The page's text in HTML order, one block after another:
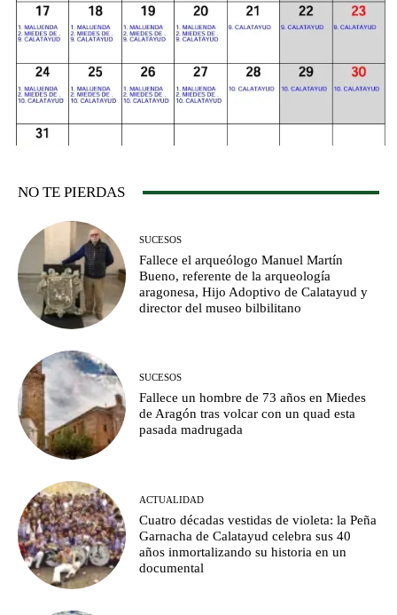
NO TE PIERDAS
SUCESOS
Fallece el arqueólogo Manuel Martín
Bueno, referente de la arqueología
aragonesa, Hijo Adoptivo de Calatayud y
director del museo bilbilitano
SUCESOS
Fallece un hombre de 73 años en Miedes
de Aragón tras volcar con un quad esta
pasada madrugada
ACTUALIDAD
Cuatro décadas vestidas de violeta: la Peña
Garnacha de Calatayud celebra sus 40
años inmortalizando su historia en un
documental